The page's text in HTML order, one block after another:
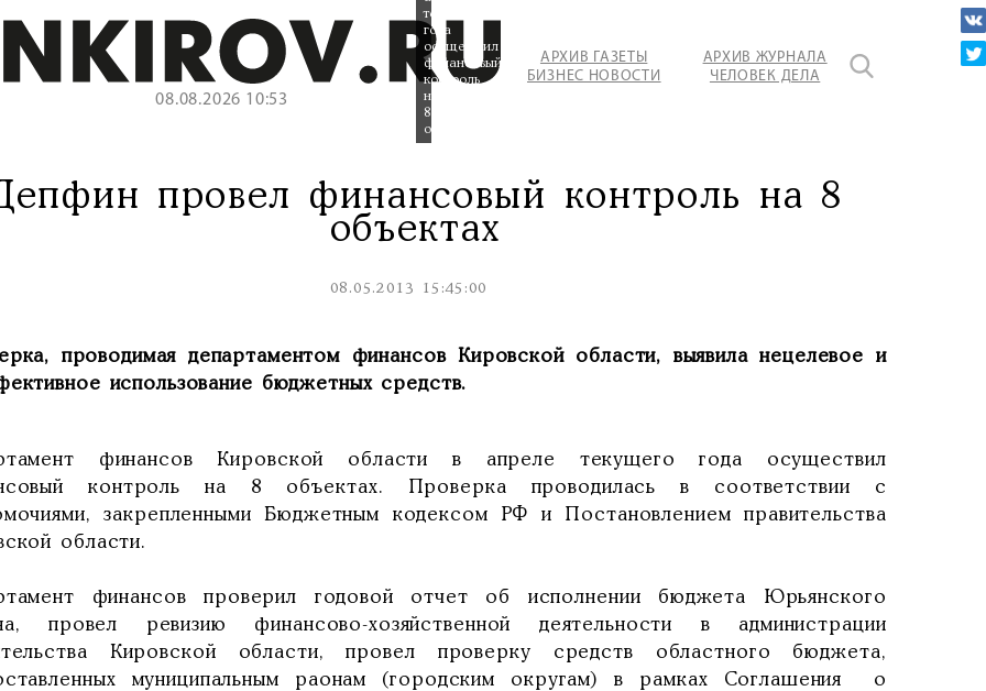
08.08.2026 10:53
АРХИВ ГАЗЕТЫ
БИЗНЕС НОВОСТИ
АРХИВ ЖУРНАЛА
ЧЕЛОВЕК ДЕЛА
текущего
года
осуществил
финансовый
контроль
на
8
объектах.
провел финансовый контроль на 8
объектах
08.05.2013 15:45:00
проводимая департаментом финансов Кировской области, выявила нецелевое и
использование бюджетных средств.
финансов Кировской области в апреле текущего года осуществил
контроль на 8 объектах. Проверка проводилась в соответствии с
закрепленными Бюджетным кодексом РФ и Постановлением правительства
области.
финансов проверил годовой отчет об исполнении бюджета Юрьянского
провел ревизию финансово-хозяйственной деятельности в администрации
Кировской области, провел проверку средств областного бюджета,
муниципальным раонам (городским округам) в рамках Соглашения о